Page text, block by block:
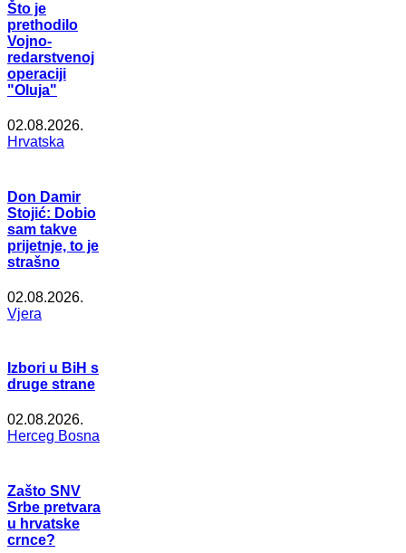
Što je
prethodilo
Vojno-
redarstvenoj
operaciji
"Oluja"
02.08.2026.
Hrvatska
Don Damir
Stojić: Dobio
sam takve
prijetnje, to je
strašno
02.08.2026.
Vjera
Izbori u BiH s
druge strane
02.08.2026.
Herceg Bosna
Zašto SNV
Srbe pretvara
u hrvatske
crnce?